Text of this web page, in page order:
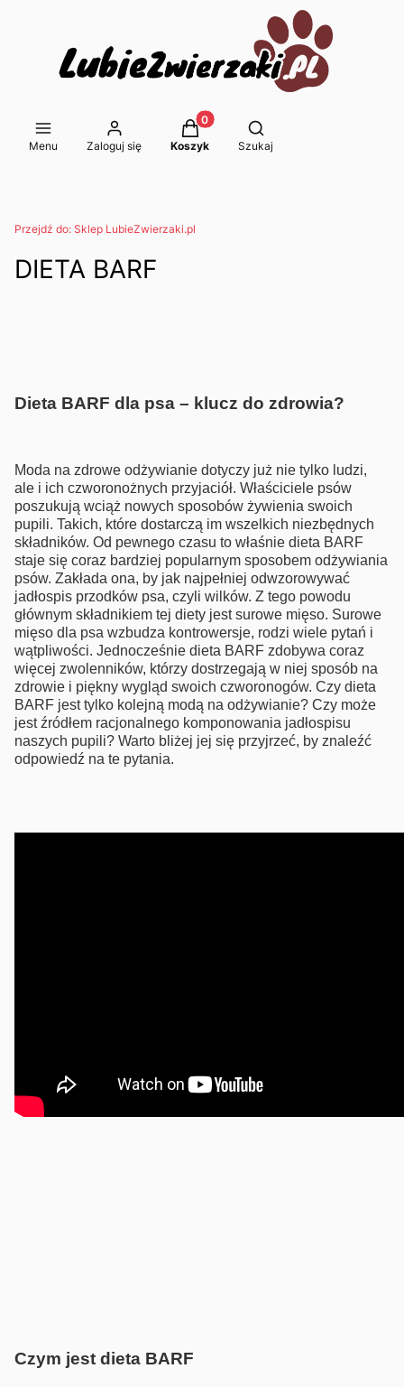
Menu Zaloguj się
Produkty w koszyku: 0. Zobacz
Koszyk
Otwórz wyszukiwarkę
Szukaj
Przejdź do: Sklep LubieZwierzaki.pl
DIETA BARF
Dieta BARF dla psa – klucz do zdrowia?
Moda na zdrowe odżywianie dotyczy już nie tylko ludzi,
ale i ich czworonożnych przyjaciół. Właściciele psów
poszukują wciąż nowych sposobów żywienia swoich
pupili. Takich, które dostarczą im wszelkich niezbędnych
składników. Od pewnego czasu to właśnie dieta BARF
staje się coraz bardziej popularnym sposobem odżywiania
psów. Zakłada ona, by jak najpełniej odwzorowywać
jadłospis przodków psa, czyli wilków. Z tego powodu
głównym składnikiem tej diety jest surowe mięso. Surowe
mięso dla psa wzbudza kontrowersje, rodzi wiele pytań i
wątpliwości. Jednocześnie dieta BARF zdobywa coraz
więcej zwolenników, którzy dostrzegają w niej sposób na
zdrowie i piękny wygląd swoich czworonogów. Czy dieta
BARF jest tylko kolejną modą na odżywianie? Czy może
jest źródłem racjonalnego komponowania jadłospisu
naszych pupili? Warto bliżej jej się przyjrzeć, by znaleźć
odpowiedź na te pytania.
Czym jest dieta BARF